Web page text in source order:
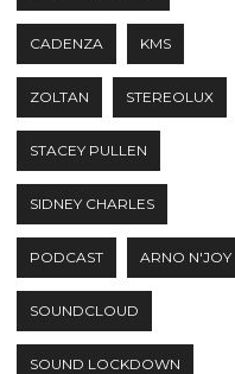
CADENZA KMS
ZOLTAN STEREOLUX
STACEY PULLEN
SIDNEY CHARLES
PODCAST ARNO N'JOY
SOUNDCLOUD
SOUND LOCKDOWN